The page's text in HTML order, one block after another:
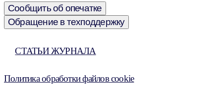
Сообщить об опечатке
Обращение в техподдержку
СТАТЬИ ЖУРНАЛА
Политика обработки файлов cookie